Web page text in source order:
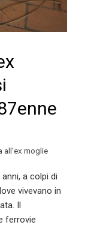
all'ex moglie
a colpi di
vivevano in
Il
ferrovie